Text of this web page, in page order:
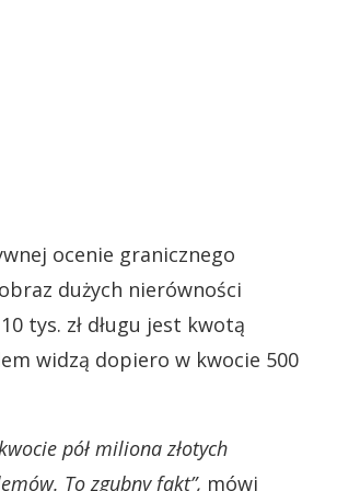
ocenie granicznego
dużych nierówności
tys. zł długu jest kwotą
widzą dopiero w kwocie 500
pół miliona złotych
To zgubny fakt”, mówi